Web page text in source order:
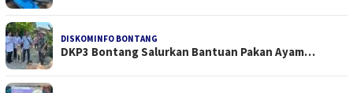
DISKOMINFO BONTANG
DKP3 Bontang Salurkan Bantuan Pakan Ayam…